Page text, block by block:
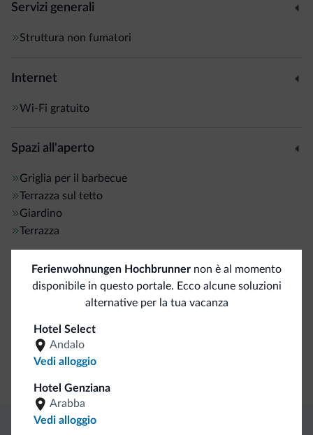
Servizi generali
Struttura non fumatori
Internet
Wi-Fi gratuito
Spazi all'aperto
Griglia per il barbecue
Terrazza sul tetto
Giardino
Terrazza
Servizi ed extra
Banco escursioni guidate
Servizi di pulizia
Ferienwohnungen Hochbrunner non è al momento
disponibile in questo portale. Ecco alcune soluzioni
alternative per la tua vacanza
Hotel Select
Andalo
Vedi alloggio
Hotel Genziana
Arabba
Vedi alloggio